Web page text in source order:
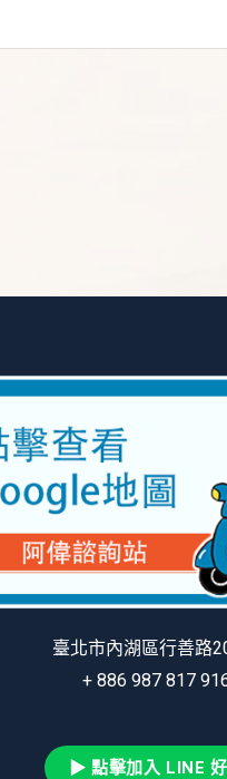
臺北市內湖區行善路
+ 886 987 817
▶ 點擊加入 LINE